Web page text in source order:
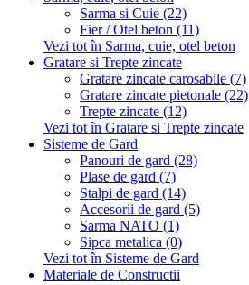
Sarma si Cuie (22)
Fier / Otel beton (11)
Vezi tot în Sarma, cuie, otel beton
Gratare si Trepte zincate
Gratare zincate carosabile (7)
Gratare zincate pietonale (22)
Trepte zincate (12)
Vezi tot în Gratare si Trepte zincate
Sisteme de Gard
Panouri de gard (28)
Plase de gard (7)
Stalpi de gard (14)
Accesorii de gard (5)
Sarma NATO (1)
Sipca metalica (0)
Vezi tot în Sisteme de Gard
Materiale de Constructii